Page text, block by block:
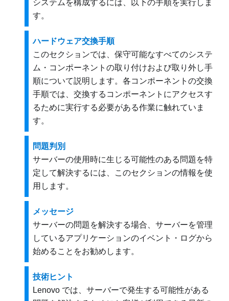
システムを構成するには、以下の手順を実行しま
す。
ハードウェア交換手順
このセクションでは、保守可能なすべてのシステ
ム・コンポーネントの取り付けおよび取り外し手
順について説明します。各コンポーネントの交換
手順では、交換するコンポーネントにアクセスす
るために実行する必要がある作業に触れていま
す。
問題判別
サーバーの使用時に生じる可能性のある問題を特
定して解決するには、このセクションの情報を使
用します。
メッセージ
サーバーの問題を解決する場合、サーバーを管理
しているアプリケーションのイベント・ログから
始めることをお勧めします。
技術ヒント
Lenovo では、サーバーで発生する可能性がある